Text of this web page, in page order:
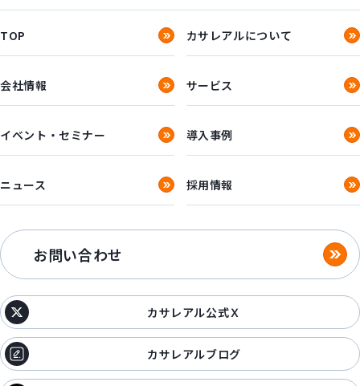
TOP カサレアルについて
会社情報 サービス
イベント・セミナー 導入事例
ニュース 採用情報
お問い合わせ
カサレアル公式Ｘ
カサレアルブログ